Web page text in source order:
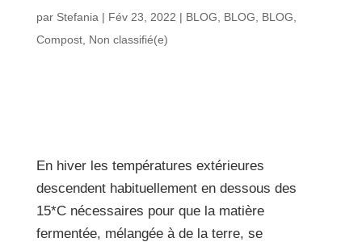
par Stefania | Fév 23, 2022 | BLOG BLOG BLOG
Compost, Non classifié(e)
En hiver les températures extérieures
descendent habituellement en dessous des
15*C nécessaires pour que la matière
fermentée, mélangée à de la terre, se